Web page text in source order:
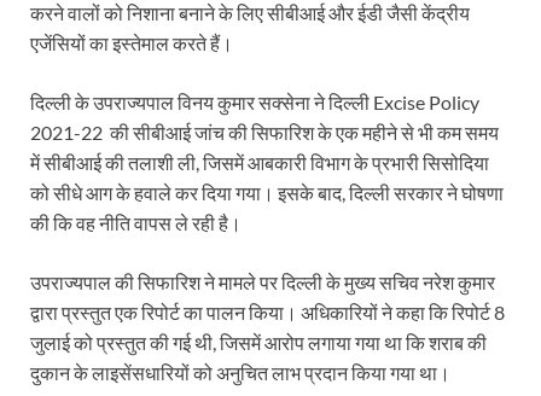
करने वालों को निशाना बनाने के लिए सीबीआई और ईडी जैसी केंद्रीय
एजेंसियों का इस्तेमाल करते हैं।
दिल्ली के उपराज्यपाल विनय कुमार सक्सेना ने दिल्ली Excise Policy
2021-22 की सीबीआई जांच की सिफारिश के एक महीने से भी कम समय
में सीबीआई की तलाशी ली, जिसमें आबकारी विभाग के प्रभारी सिसोदिया
को सीधे आग के हवाले कर दिया गया। इसके बाद, दिल्ली सरकार ने घोषणा
की कि वह नीति वापस ले रही है।
उपराज्यपाल की सिफारिश ने मामले पर दिल्ली के मुख्य सचिव नरेश कुमार
द्वारा प्रस्तुत एक रिपोर्ट का पालन किया। अधिकारियों ने कहा कि रिपोर्ट 8
जुलाई को प्रस्तुत की गई थी, जिसमें आरोप लगाया गया था कि शराब की
दुकान के लाइसेंसधारियों को अनुचित लाभ प्रदान किया गया था।